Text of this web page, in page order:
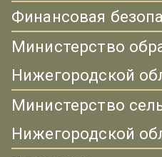
Финансовая
Министерство
Нижегородской
Министерство
Нижегородской